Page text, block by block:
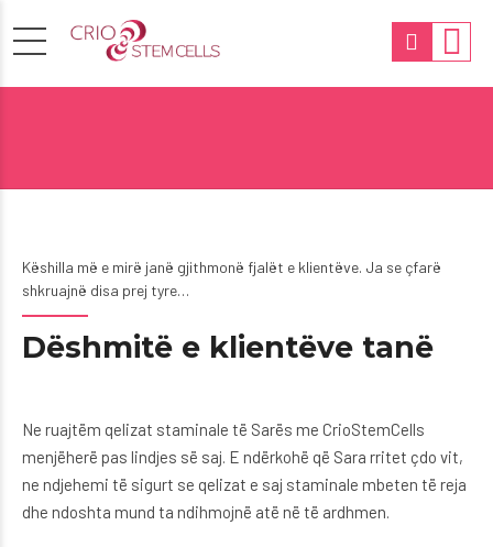
Këshilla më e mirë janë gjithmonë fjalët e klientëve. Ja se çfarë
shkruajnë disa prej tyre…
Dëshmitë e klientëve tanë
Ne ruajtëm qelizat staminale të Sarës me CrioStemCells
menjëherë pas lindjes së saj. E ndërkohë që Sara rritet çdo vit,
ne ndjehemi të sigurt se qelizat e saj staminale mbeten të reja
dhe ndoshta mund ta ndihmojnë atë në të ardhmen.